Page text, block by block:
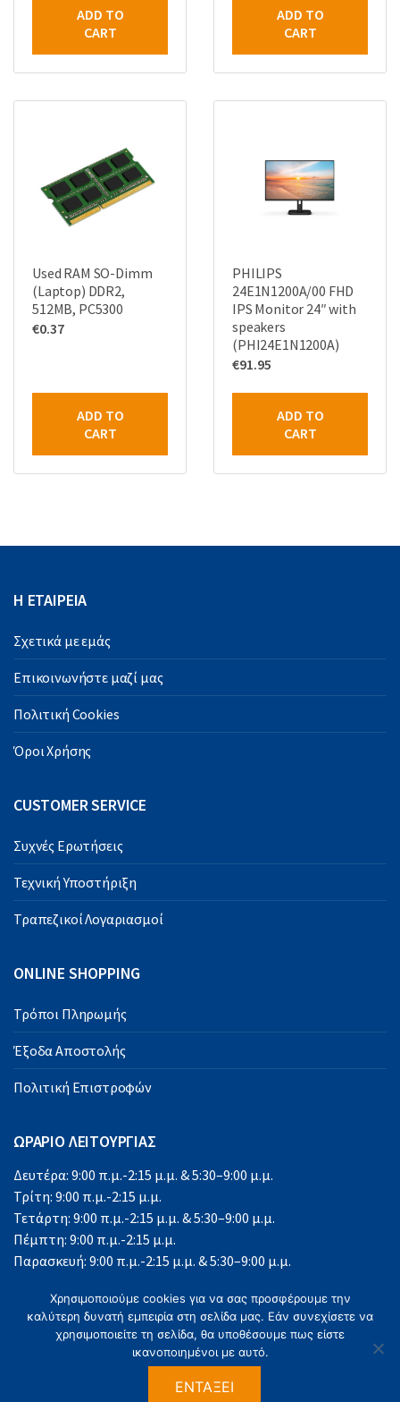
ADD TO
CART
ADD TO
CART
Used RAM SO-Dimm
(Laptop) DDR2,
512MB, PC5300
€0.37
ADD TO
CART
PHILIPS
24E1N1200A/00 FHD
IPS Monitor 24″ with
speakers
(PHI24E1N1200A)
€91.95
ADD TO
CART
Η ΕΤΑΙΡΕΙΑ
Σχετικά με εμάς
Επικοινωνήστε μαζί μας
Πολιτική Cookies
Όροι Χρήσης
CUSTOMER SERVICE
Συχνές Ερωτήσεις
Τεχνική Υποστήριξη
Τραπεζικοί Λογαριασμοί
ONLINE SHOPPING
Τρόποι Πληρωμής
Έξοδα Αποστολής
Πολιτική Επιστροφών
ΩΡΑΡΙΟ ΛΕΙΤΟΥΡΓΙΑΣ
Δευτέρα: 9:00 π.μ.-2:15 μ.μ. & 5:30–9:00 μ.μ.
Τρίτη: 9:00 π.μ.-2:15 μ.μ.
Τετάρτη: 9:00 π.μ.-2:15 μ.μ. & 5:30–9:00 μ.μ.
Πέμπτη: 9:00 π.μ.-2:15 μ.μ.
Παρασκευή: 9:00 π.μ.-2:15 μ.μ. & 5:30–9:00 μ.μ.
Κυριακή: Κλειστά
©2023 Office Solutions
Χρησιμοποιούμε cookies για να σας προσφέρουμε την
καλύτερη δυνατή εμπειρία στη σελίδα μας. Εάν συνεχίσετε να
χρησιμοποιείτε τη σελίδα, θα υποθέσουμε πως είστε
ικανοποιημένοι με αυτό.
ΕΝΤΆΞΕΙ